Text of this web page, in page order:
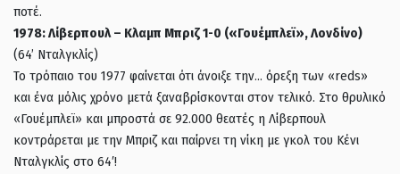
ποτέ.
1978: Λίβερπουλ – Κλαμπ Μπριζ 1-0 («Γουέμπλεϊ», Λονδίνο)
(64’ Νταλγκλίς)
Το τρόπαιο του 1977 φαίνεται ότι άνοιξε την… όρεξη των «reds»
και ένα μόλις χρόνο μετά ξαναβρίσκονται στον τελικό. Στο θρυλικό
«Γουέμπλεϊ» και μπροστά σε 92.000 θεατές η Λίβερπουλ
κοντράρεται με την Μπριζ και παίρνει τη νίκη με γκολ του Κένι
Νταλγκλίς στο 64′!